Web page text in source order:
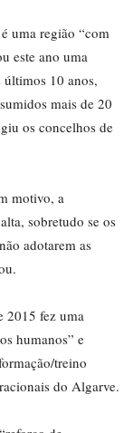
uma região “com
este ano uma
últimos 10 anos,
mais de 20
os concelhos de
motivo, a
sobretudo se os
adotarem as
2015 fez uma
humanos” e
treino
do Algarve.